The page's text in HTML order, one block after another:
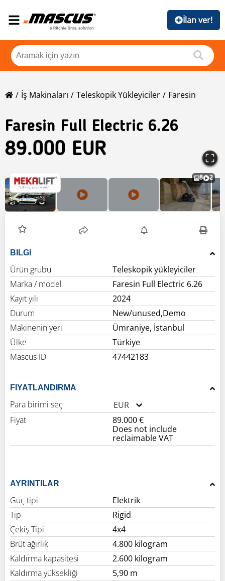
İlan ver!
İş Makinaları Teleskopik Yükleyiciler Faresin
Faresin Full Electric 6.26
89.000 EUR
8 2
BILGI
Ürün grubu
Teleskopik yükleyiciler
Marka / model
Faresin Full Electric 6.26
Kayıt yılı
2024
Durum
New/unused,Demo
Makinenin yeri
Ümraniye, İstanbul
Ülke
Türkiye
Mascus ID
47442183
FIYATLANDIRMA
Para birimi seç
EUR
Fiyat
89.000 €
Does not include
reclaimable VAT
AYRINTILAR
Güç tipi
Elektrik
Tip
Rigid
Çekiş Tipi
4x4
Brüt ağırlık
4.800 kilogram
Kaldırma kapasitesi
2.600 kilogram
Kaldırma yüksekliği
5,90 m